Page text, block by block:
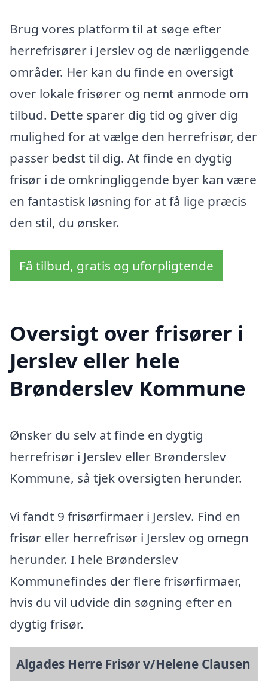
Brug vores platform til at søge efter
herrefrisører i Jerslev og de nærliggende
områder. Her kan du finde en oversigt
over lokale frisører og nemt anmode om
tilbud. Dette sparer dig tid og giver dig
mulighed for at vælge den herrefrisør, der
passer bedst til dig. At finde en dygtig
frisør i de omkringliggende byer kan være
en fantastisk løsning for at få lige præcis
den stil, du ønsker.
Få tilbud, gratis og uforpligtende
Oversigt over frisører i
Jerslev eller hele
Brønderslev Kommune
Ønsker du selv at finde en dygtig
herrefrisør i Jerslev eller Brønderslev
Kommune, så tjek oversigten herunder.
Vi fandt 9 frisørfirmaer i Jerslev. Find en
frisør eller herrefrisør i Jerslev og omegn
herunder. I hele Brønderslev
Kommunefindes der flere frisørfirmaer,
hvis du vil udvide din søgning efter en
dygtig frisør.
Algades Herre Frisør v/Helene Clausen